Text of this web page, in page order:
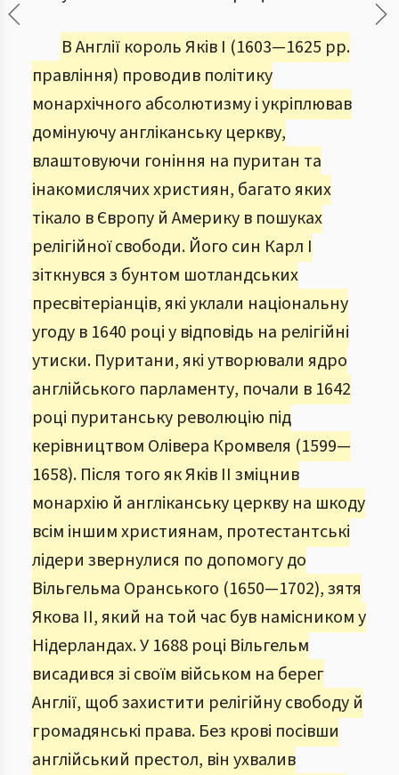
В Англії король Яків І (1603—1625 рр.
правління) проводив політику
монархічного абсолютизму і укріплював
домінуючу англіканську церкву,
влаштовуючи гоніння на пуритан та
інакомислячих християн, багато яких
тікало в Європу й Америку в пошуках
релігійної свободи. Його син Карл І
зіткнувся з бунтом шотландських
пресвітеріанців, які уклали національну
угоду в 1640 році у відповідь на релігійні
утиски. Пуритани, які утворювали ядро
англійського парламенту, почали в 1642
році пуританську революцію під
керівництвом Олівера Кромвеля (1599—
1658). Після того як Яків ІІ зміцнив
монархію й англіканську церкву на шкоду
всім іншим християнам, протестантські
лідери звернулися по допомогу до
Вільгельма Оранського (1650—1702), зятя
Якова ІІ, який на той час був намісником у
Нідерландах. У 1688 році Вільгельм
висадився зі своїм військом на берег
Англії, щоб захистити релігійну свободу й
громадянські права. Без крові посівши
англійський престол, він ухвалив